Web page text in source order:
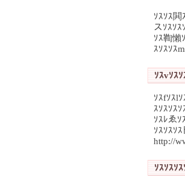
ｿｽｿｽ閧
スｿｽｿｽ
ｿｽ鞫懶
ｽｿｽｿｽ
ｿｽvｿｽ
ｿｽfｿｽl
ｽｿｽｿｽ
ｿｽﾚゑｿ
ｿｽｿｽｿ
http://
ｿｽｿｽｿ